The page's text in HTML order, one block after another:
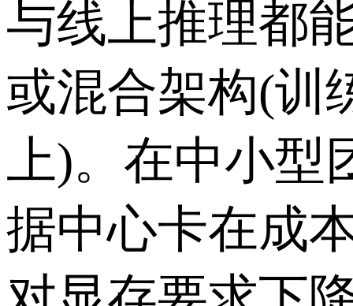
与线上推理都
或混合架构(训
上)。在中小型
据中心卡在成